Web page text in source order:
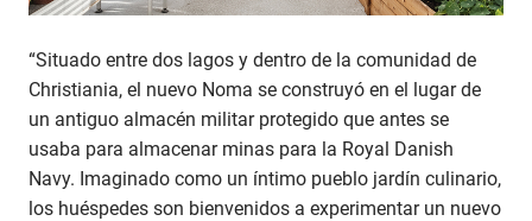
“Situado entre dos lagos y dentro de la comunidad de
Christiania, el nuevo Noma se construyó en el lugar de
un antiguo almacén militar protegido que antes se
usaba para almacenar minas para la Royal Danish
Navy. Imaginado como un íntimo pueblo jardín culinario,
los huéspedes son bienvenidos a experimentar un nuevo